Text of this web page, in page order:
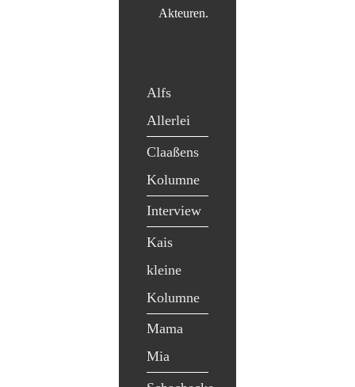
Akteuren.
Alfs
Allerlei
Claaßens
Kolumne
Interview
Kais
kleine
Kolumne
Mama
Mia